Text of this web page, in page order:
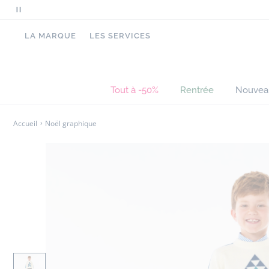
Mettre
pause
LA MARQUE LES SERVICES
Tout à -50% Rentrée
Accueil Noël graphique